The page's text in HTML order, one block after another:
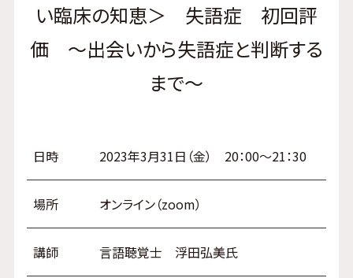
い臨床の知恵＞ 失語症 初回評
価 ～出会いから失語症と判断する
まで～
日時 2023年3月31日（金） 20：00～21：30
場所 オンライン（zoom）
講師 言語聴覚士 浮田弘美氏